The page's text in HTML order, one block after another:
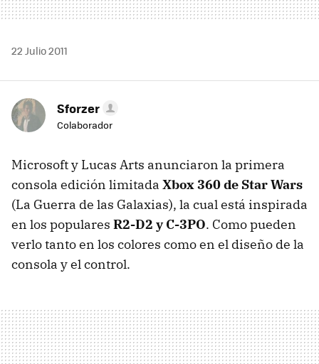
22 Julio 2011
Sforzer
Colaborador
Microsoft y Lucas Arts anunciaron la primera
consola edición limitada Xbox 360 de Star Wars
(La Guerra de las Galaxias), la cual está inspirada
en los populares R2-D2 y C-3PO. Como pueden
verlo tanto en los colores como en el diseño de la
consola y el control.